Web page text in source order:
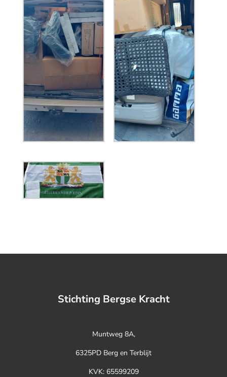
Stichting Bergse Kracht
Muntweg 8A,
6325PD Berg en Terblijt
KVK: 65599209